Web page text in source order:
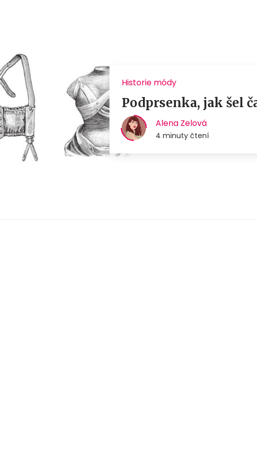
Historie módy
Podprsenka, jak šel
Alena Zelová
4 minuty čtení